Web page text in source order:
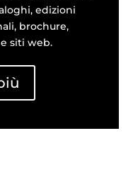
edizioni
brochure,
siti web.